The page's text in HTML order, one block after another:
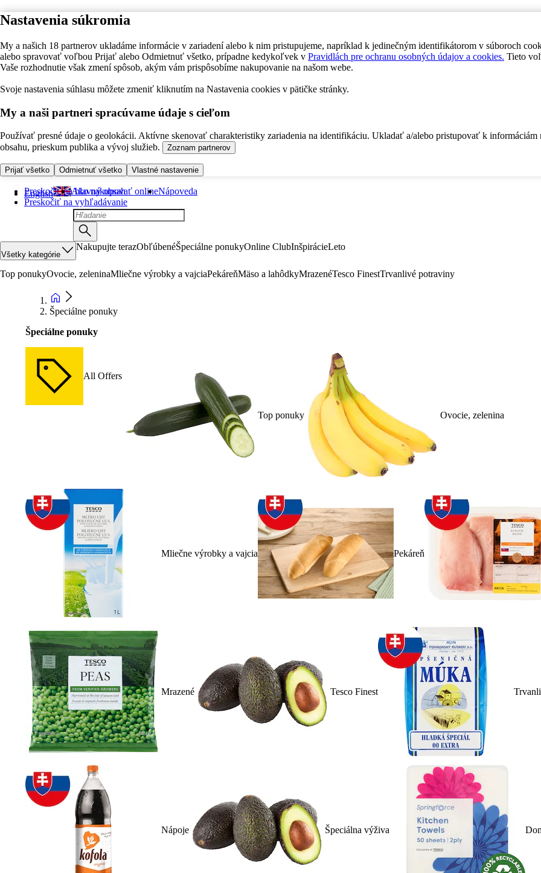
Nastavenia súkromia
My a našich 18 partnerov ukladáme informácie v zariadení alebo k nim pristupujeme, napríklad k jedinečným identifikátorom v súboroch
alebo spravovať voľbou Prijať alebo Odmietnuť všetko, prípadne kedykoľvek v Pravidlách pre ochranu osobných údajov a cookies. Tieto
Vaše rozhodnutie však zmení spôsob, akým vám prispôsobíme nakupovanie na našom webe.
Svoje nastavenia súhlasu môžete zmeniť kliknutím na Nastavenia cookies v pätičke stránky.
My a naši partneri spracúvame údaje s cieľom
Používať presné údaje o geolokácii. Aktívne skenovať charakteristiky zariadenia na identifikáciu. Ukladať a/alebo pristupovať k informáciám
obsahu, prieskum publika a vývoj služieb.
Zoznam partnerov
Prijať všetko Odmietnuť všetko Vlastné nastavenie
Preskočiť na hlavný obsah
Preskočiť na vyhľadávanie
English Ako nakupovať onlineNápoveda
Všetky kategórie
Nakupujte terazObľúbenéŠpeciálne ponukyOnline ClubInšpirácieLeto
Top ponukyOvocie, zeleninaMliečne výrobky a vajciaPekáreňMäso a lahôdkyMrazenéTesco FinestTrvanlivé potraviny
Špeciálne ponuky
Špeciálne ponuky
All Offers
Top ponuky Ovocie, zelenina
Mliečne výrobky a vajcia Pekáreň
Mrazené Tesco Finest
Nápoje Špeciálna výživa